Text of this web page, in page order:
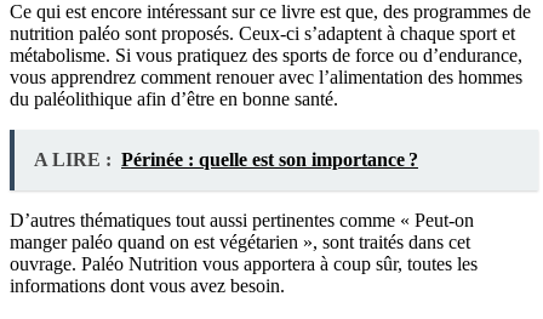
Ce qui est encore intéressant sur ce livre est que, des programmes de
nutrition paléo sont proposés. Ceux-ci s’adaptent à chaque sport et
métabolisme. Si vous pratiquez des sports de force ou d’endurance,
vous apprendrez comment renouer avec l’alimentation des hommes
du paléolithique afin d’être en bonne santé.
A LIRE : Périnée : quelle est son importance ?
D’autres thématiques tout aussi pertinentes comme « Peut-on
manger paléo quand on est végétarien », sont traités dans cet
ouvrage. Paléo Nutrition vous apportera à coup sûr, toutes les
informations dont vous avez besoin.